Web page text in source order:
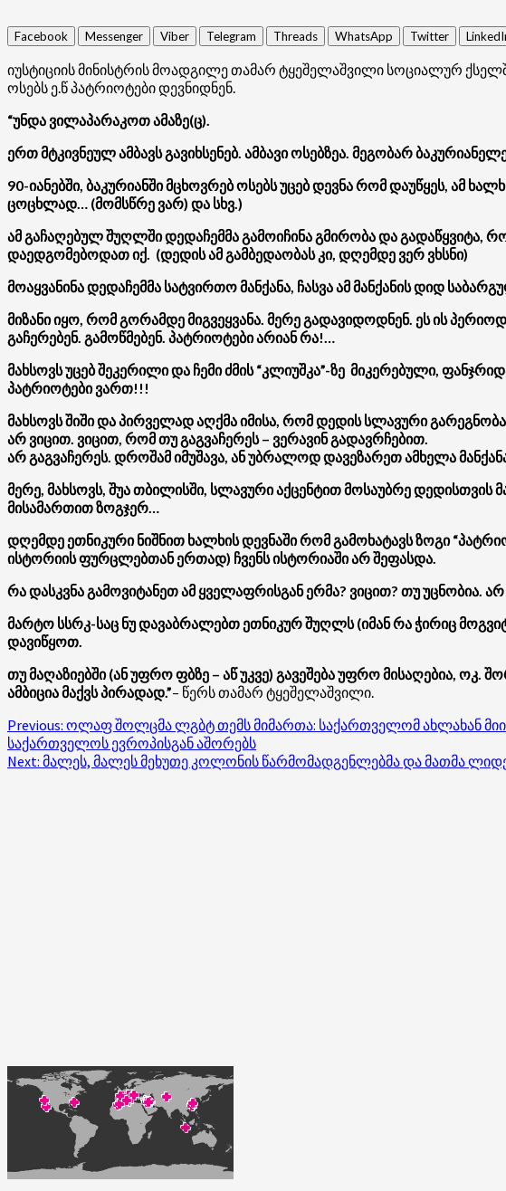
Facebook Messenger Viber Telegram Threads WhatsApp Twitter
იუსტიციის მინისტრის მოადგილე თამარ ტყეშელაშვილი სოციალურ
ოსებს ე.წ პატრიოტები დევნიდნენ.
“უნდა ვილაპარაკოთ ამაზე(ც).
ერთ მტკივნეულ ამბავს გავიხსენებ. ამბავი ოსებზეა. მეგობარ
90-იანებში, ბაკურიანში მცხოვრებ ოსებს უცებ დევნა რომ დაუწყეს, ამ
ცოცხლად… (მომსწრე ვარ) და სხვ.)
ამ გაჩაღებულ შუღლში დედაჩემმა გამოიჩინა გმირობა და გადაწყვიტა,
დაედგომებოდათ იქ. (დედის ამ გამბედაობას კი, დღემდე ვერ ვხსნი)
მოაყვანინა დედაჩემმა სატვირთო მანქანა, ჩასვა ამ მანქანის დიდ
მიზანი იყო, რომ გორამდე მიგვეყვანა. მერე გადავიდოდნენ. ეს ის
გაჩერებენ. გამოწმებენ. პატრიოტები არიან რა!…
მახსოვს უცებ შეკერილი და ჩემი ძმის “კლიუშკა”-ზე მიკერებული,
პატრიოტები ვართ!!!
მახსოვს შიში და პირველად აღქმა იმისა, რომ დედის სლავური
არ ვიცით. ვიცით, რომ თუ გაგვაჩერეს – ვერავინ გადავრჩებით.
არ გაგვაჩერეს. დროშამ იმუშავა, ან უბრალოდ დავეზარეთ ამხელა
მერე, მახსოვს, შუა თბილისში, სლავური აქცენტით მოსაუბრე დედისთვის
მისამართით ზოგჯერ…
დღემდე ეთნიკური ნიშნით ხალხის დევნაში რომ გამოხატავს ზოგი
ისტორიის ფურცლებთან ერთად) ჩვენს ისტორიაში არ შეფასდა.
რა დასკვნა გამოვიტანეთ ამ ყველაფრისგან ერმა? ვიცით? თუ
მარტო სსრკ-საც ნუ დავაბრალებთ ეთნიკურ შუღლს (იმან რა ჭირიც
დავიწყოთ.
თუ მაღაზიებში (ან უფრო ფბზე – აწ უკვე) გავეშება უფრო მისაღებია,
ამბიცია მაქვს პირადად.”– წერს თამარ ტყეშელაშვილი.
Post
navigation
Previous: ოლაფ შოლცმა ლგბტ თემს მიმართა: საქართველომ ახლახან
საქართველოს ევროპისგან აშორებს
Next: მალეს, მალეს მეხუთე კოლონის წარმომადგენლებმა და მათმა